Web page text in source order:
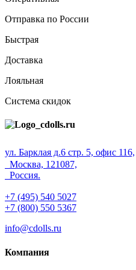
Отправка по России
Быстрая
Доставка
Лояльная
Система скидок
ул. Барклая д.6 стр. 5, офис 116,
Москва, 121087,
Россия.
+7 (495) 540 5027
+7 (800) 550 5367
info@cdolls.ru
Компания